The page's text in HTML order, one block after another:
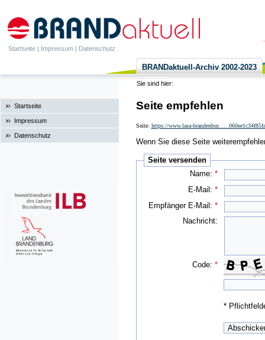
Startseite | Impressum | Datenschutz
BRANDaktuell-Archiv 2002-2023
Sie sind hier:
Startseite
Impressum
Datenschutz
Seite empfehlen
Seite: https://www.lasa-
Wenn Sie diese Seite
Seite versenden
Name:*
E-Mail:*
Empfänger E-Mail:*
Nachricht:
Code:*
*